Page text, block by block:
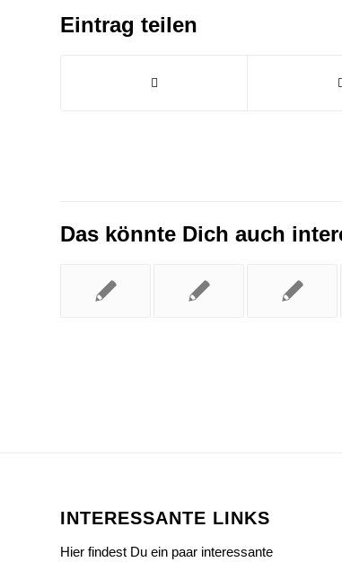
Eintrag teilen
Das könnte Dich auch
INTERESSANTE LINKS
Hier findest Du ein paar interessante